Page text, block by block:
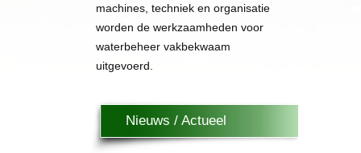
machines, techniek en organisatie
worden de werkzaamheden voor
waterbeheer vakbekwaam
uitgevoerd.
Nieuws / Actueel